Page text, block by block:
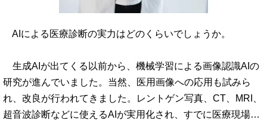
AIによる医療診断の実力はどのくらいでしょうか。
生成AIが出てくる以前から、機械学習による画像認識AIの
研究が進んでいました。当然、医用画像への応用も試みら
れ、改良が行われてきました。レントゲン写真、CT、MRI、
超音波診断などに使えるAIが実用化され、すでに医療現場…